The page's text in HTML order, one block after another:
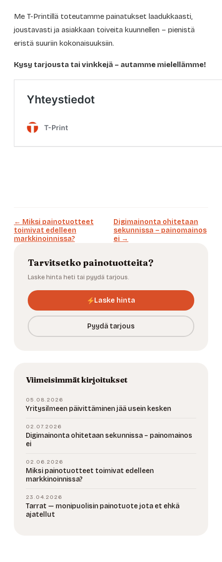
Me T-Printillä toteutamme painatukset laadukkaasti,
joustavasti ja asiakkaan toiveita kuunnellen – pienistä
eristä suuriin kokonaisuuksiin.
Kysy tarjousta tai vinkkejä – autamme mielellämme!
← Miksi painotuotteet
toimivat edelleen
markkinoinnissa?
Digimainonta ohitetaan
sekunnissa – painomainos
ei →
Tarvitsetko painotuotteita?
Laske hinta heti tai pyydä tarjous.
Laske hinta
Pyydä tarjous
Viimeisimmät kirjoitukset
05.08.2026
Yritysilmeen päivittäminen jää usein kesken
02.07.2026
Digimainonta ohitetaan sekunnissa – painomainos
ei
02.06.2026
Miksi painotuotteet toimivat edelleen
markkinoinnissa?
23.04.2026
Tarrat — monipuolisin painotuote jota et ehkä
ajatellut